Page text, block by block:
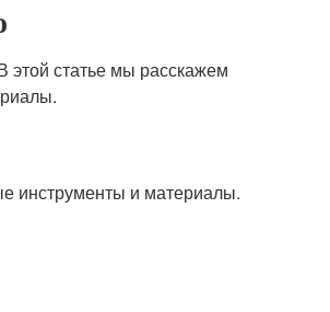
этой статье мы расскажем
инструменты и материалы.